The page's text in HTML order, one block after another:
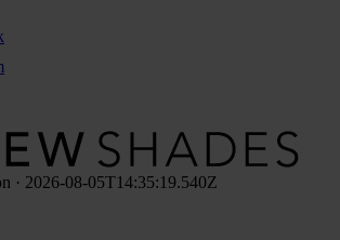
· 2026-08-05T14:35:19.540Z